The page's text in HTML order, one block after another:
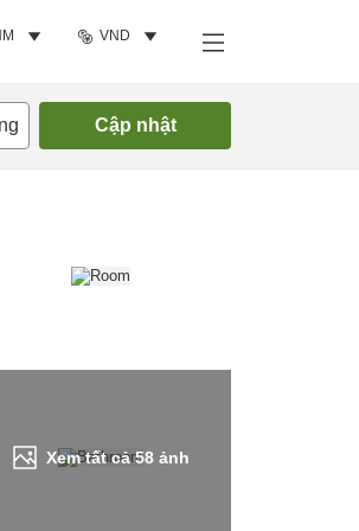
VND
Cập nhật
Xem tất cả58 ảnh
Tìm phòng trống